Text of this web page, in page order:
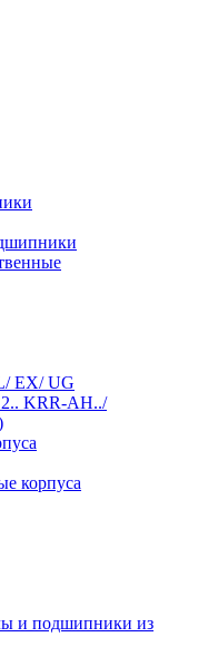
EX/ UG
KRR-AH../
корпуса
и подшипники из